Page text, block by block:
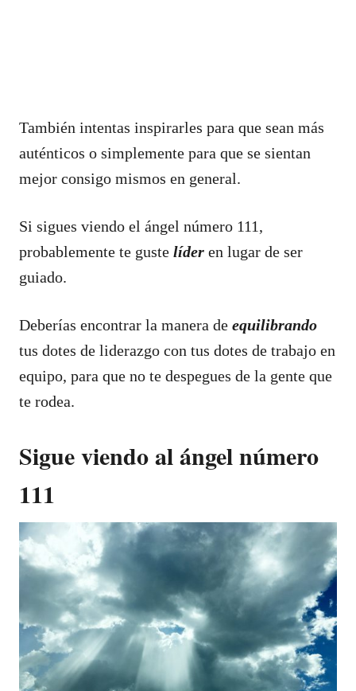
También intentas inspirarles para que sean más
auténticos o simplemente para que se sientan
mejor consigo mismos en general.
Si sigues viendo el ángel número 111,
probablemente te guste líder en lugar de ser
guiado.
Deberías encontrar la manera de equilibrando
tus dotes de liderazgo con tus dotes de trabajo en
equipo, para que no te despegues de la gente que
te rodea.
Sigue viendo al ángel número
111